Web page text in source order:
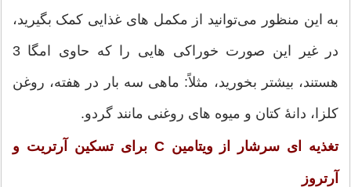
به این منظور می‌توانید از مکمل های غذایی کمک بگیرید،
در غیر این صورت خوراکی هایی را که حاوی امگا 3
هستند، بیشتر بخورید، مثلاً: ماهی سه بار در هفته، روغن
کلزا، دانۀ کتان و میوه های روغنی مانند گردو.
تغذیه ای سرشار از ویتامین C برای تسکین آرتریت و
آرتروز